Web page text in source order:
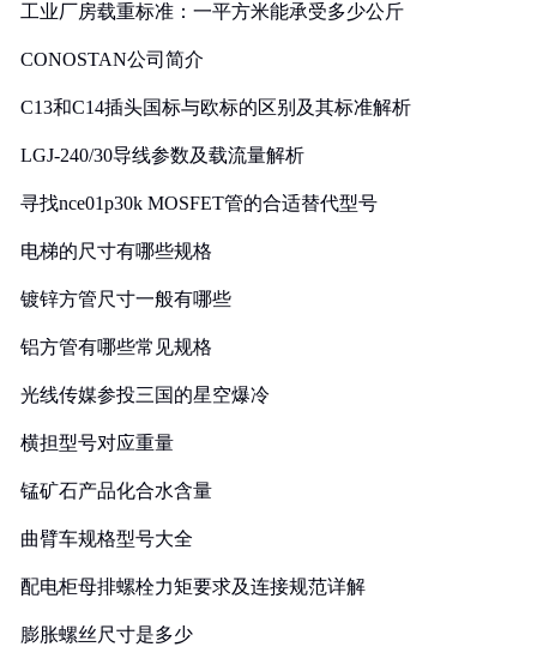
工业厂房载重标准：一平方米能承受多少公斤
CONOSTAN公司简介
C13和C14插头国标与欧标的区别及其标准解析
LGJ-240/30导线参数及载流量解析
寻找nce01p30k MOSFET管的合适替代型号
电梯的尺寸有哪些规格
镀锌方管尺寸一般有哪些
铝方管有哪些常见规格
光线传媒参投三国的星空爆冷
横担型号对应重量
锰矿石产品化合水含量
曲臂车规格型号大全
配电柜母排螺栓力矩要求及连接规范详解
膨胀螺丝尺寸是多少